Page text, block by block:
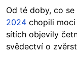
Od té doby, co
2024 chopili moci
sítích objevily
svědectví o